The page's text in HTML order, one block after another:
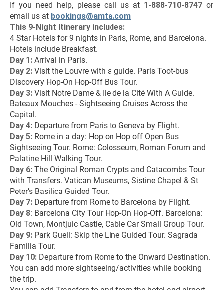
If you need help, please call us at 1-888-710-8747 or
email us at bookings@amta.com
This 9-Night Itinerary includes:
4 Star Hotels for 9 nights in Paris, Rome, and Barcelona.
Hotels include Breakfast.
Day 1: Arrival in Paris.
Day 2: Visit the Louvre with a guide. Paris Toot-bus
Discovery Hop-On Hop-Off Bus Tour.
Day 3: Visit Notre Dame & Ile de la Cité With A Guide.
Bateaux Mouches - Sightseeing Cruises Across the
Capital.
Day 4: Departure from Paris to Geneva by Flight.
Day 5: Rome in a day: Hop on Hop off Open Bus
Sightseeing Tour. Rome: Colosseum, Roman Forum and
Palatine Hill Walking Tour.
Day 6: The Original Roman Crypts and Catacombs Tour
with Transfers. Vatican Museums, Sistine Chapel & St
Peter’s Basilica Guided Tour.
Day 7: Departure from Rome to Barcelona by Flight.
Day 8: Barcelona City Tour Hop-On Hop-Off. Barcelona:
Old Town, Montjuic Castle, Cable Car Small Group Tour.
Day 9: Park Guell: Skip the Line Guided Tour. Sagrada
Familia Tour.
Day 10: Departure from Rome to the Onward Destination.
You can add more sightseeing/activities while booking
the trip.